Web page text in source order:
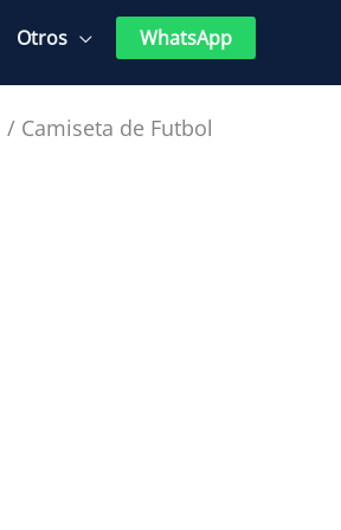
Otros WhatsApp
/ Camiseta de Futbol